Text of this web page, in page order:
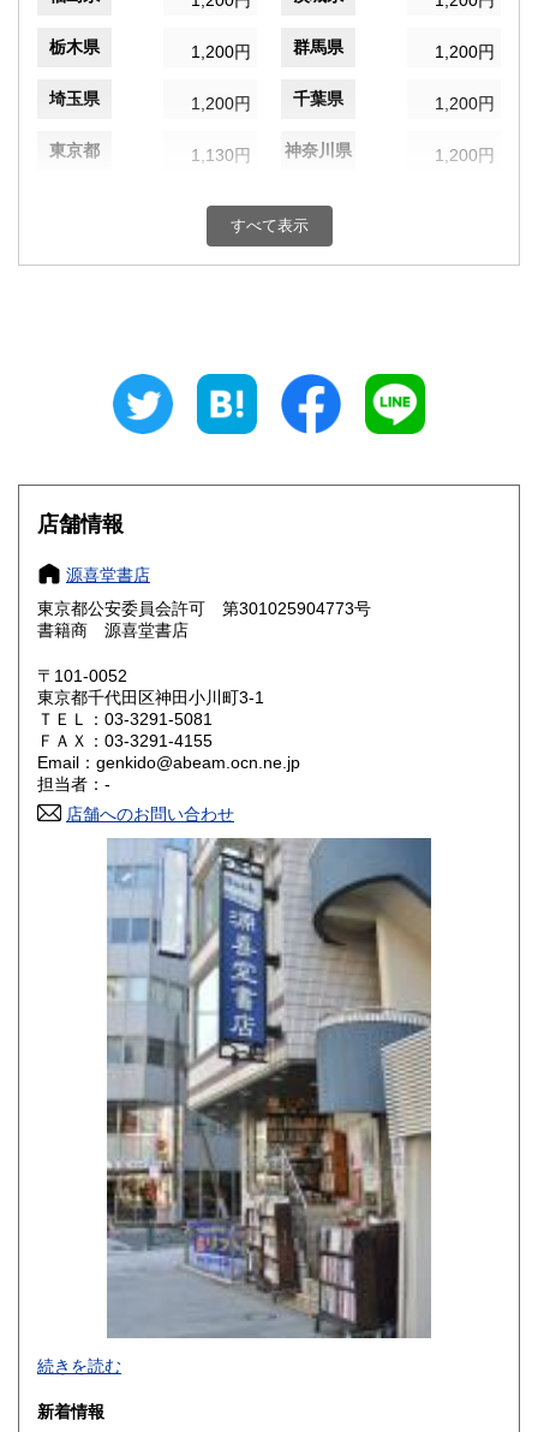
栃木県 1,200円 群馬県 1,200円
埼玉県 1,200円 千葉県 1,200円
東京都 1,130円 神奈川県 1,200円
1,200円 富山県
1,200円 三重県
大阪府
奈良県
鳥取県 1,440円 島根県
岡山県
山口県 1,440円
香川県 愛媛県
高知県 1,440円
1,710円 長崎県
1,710円 大分県
1,710円 鹿児島県
1,810円
すべて表示
店舗情報
源喜堂書店
東京都公安委員会許可 第301025904773号
書籍商 源喜堂書店
〒101-0052
東京都千代田区神田小川町3-1
ＴＥＬ：03-3291-5081
ＦＡＸ：03-3291-4155
Email：genkido@abeam.ocn.ne.jp
担当者：-
店舗へのお問い合わせ
最寄駅：小川町駅より徒歩3分 神保町駅より徒歩5分
続きを読む
新着情報